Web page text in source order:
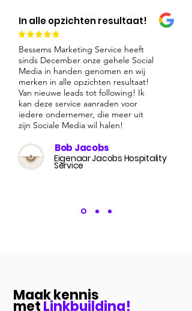
In alle opzichten resultaat!
Bessems Marketing Service heeft
sinds December onze gehele Social
Media in handen genomen en wij
merken in alle opzichten resultaat!
Van nieuwe leads tot following! Ik
kan deze service aanraden voor
iedere ondernemer, die meer uit
zijn Sociale Media wil halen!
Bob Jacobs
Eigenaar Jacobs Hospitality
Service
Maak kennis
metLinkbuilding!